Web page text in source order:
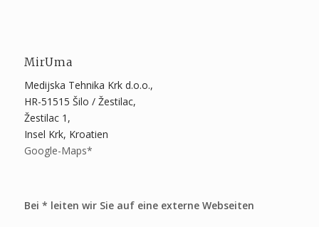
MirUma
Medijska Tehnika Krk d.o.o.,
HR-51515 Šilo / Žestilac,
Žestilac 1,
Insel Krk, Kroatien
Google-Maps*
Bei * leiten wir Sie auf eine externe Webseiten